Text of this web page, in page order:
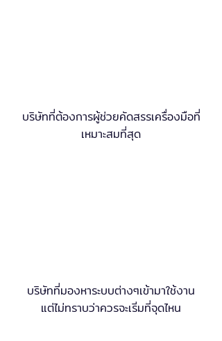
บริษัทที่ต้องการผู้ช่วยคัดสรรเครื่องมือที่
เหมาะสมที่สุด
บริษัทที่มองหาระบบต่างๆเข้ามาใช้งาน
แต่ไม่ทราบว่าควรจะเริ่มที่จุดไหน